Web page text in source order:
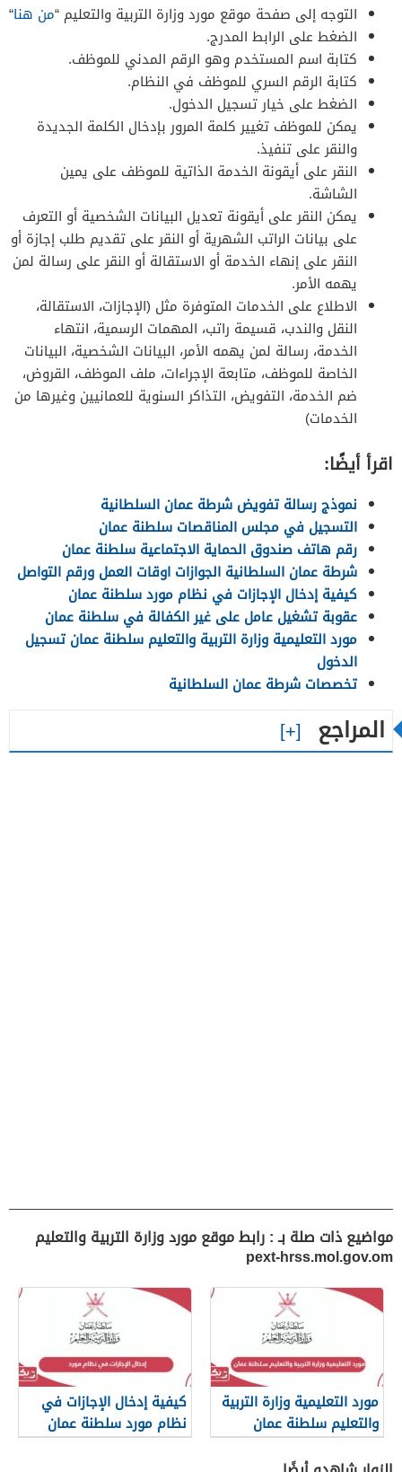
التوجه إلى صفحة موقع مورد وزارة التربية والتعليم “من هنا“
الضغط على الرابط المدرج.
كتابة اسم المستخدم وهو الرقم المدني للموظف.
كتابة الرقم السري للموظف في النظام.
الضغط على خيار تسجيل الدخول.
يمكن للموظف تغيير كلمة المرور بإدخال الكلمة الجديدة
والنقر على تنفيذ.
النقر على أيقونة الخدمة الذاتية للموظف على يمين
الشاشة.
يمكن النقر على أيقونة تعديل البيانات الشخصية أو التعرف
على بيانات الراتب الشهرية أو النقر على تقديم طلب إجازة أو
النقر على إنهاء الخدمة أو الاستقالة أو النقر على رسالة لمن
يهمه الأمر.
الاطلاع على الخدمات المتوفرة مثل (الإجازات، الاستقالة،
النقل والندب، قسيمة راتب، المهمات الرسمية، انتهاء
الخدمة، رسالة لمن يهمه الأمر، البيانات الشخصية، البيانات
الخاصة للموظف، متابعة الإجراءات، ملف الموظف، القروض،
ضم الخدمة، التفويض، التذاكر السنوية للعمانيين وغيرها من
الخدمات)
اقرأ أيضًا:
نموذج رسالة تفويض شرطة عمان السلطانية
التسجيل في مجلس المناقصات سلطنة عمان
رقم هاتف صندوق الحماية الاجتماعية سلطنة عمان
شرطة عمان السلطانية الجوازات اوقات العمل ورقم التواصل
كيفية إدخال الإجازات في نظام مورد سلطنة عمان
عقوبة تشغيل عامل على غير الكفالة في سلطنة عمان
مورد التعليمية وزارة التربية والتعليم سلطنة عمان تسجيل
الدخول
تخصصات شرطة عمان السلطانية
المراجع
مواضيع ذات صلة بـ : رابط موقع مورد وزارة التربية والتعليم
pext-hrss.mol.gov.om
مورد التعليمية وزارة التربية
والتعليم سلطنة عمان
تسجيل الدخول
كيفية إدخال الإجازات في
نظام مورد سلطنة عمان